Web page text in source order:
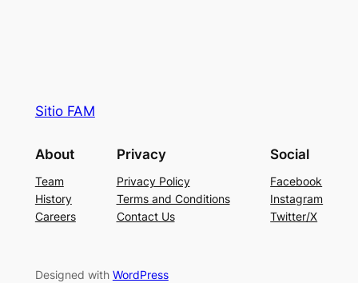
Sitio FAM
About
Team
History
Careers
Privacy
Privacy Policy
Terms and Conditions
Contact Us
Social
Facebook
Instagram
Twitter/X
Designed with WordPress